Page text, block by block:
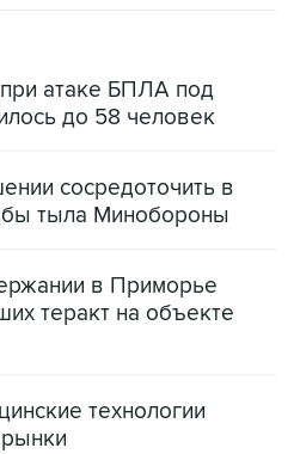
атаке БПЛА под
до 58 человек
сосредоточить в
тыла Минобороны
в Приморье
теракт на объекте
технологии